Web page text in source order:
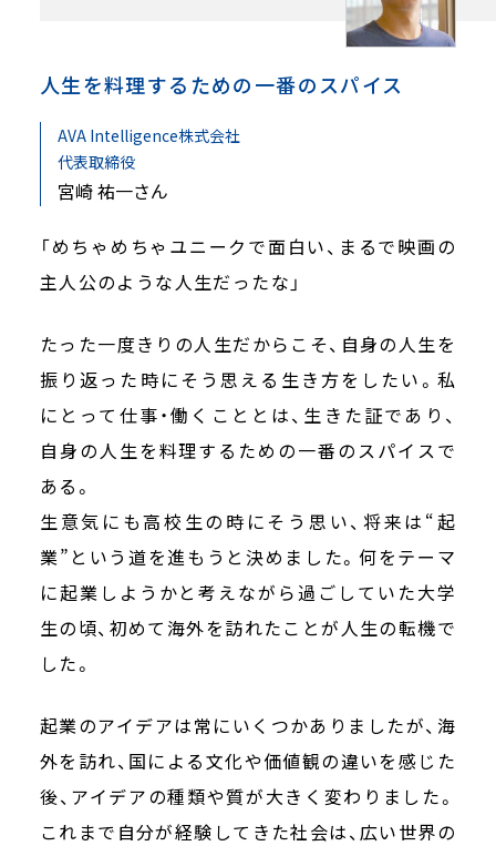
人生を料理するための一番のスパイス
AVA Intelligence株式会社
代表取締役
宮崎 祐一さん
「めちゃめちゃユニークで面白い、まるで映画の
主人公のような人生だったな」
たった一度きりの人生だからこそ、自身の人生を
振り返った時にそう思える生き方をしたい。私
にとって仕事・働くこととは、生きた証であり、
自身の人生を料理するための一番のスパイスで
ある。
生意気にも高校生の時にそう思い、将来は“起
業”という道を進もうと決めました。何をテーマ
に起業しようかと考えながら過ごしていた大学
生の頃、初めて海外を訪れたことが人生の転機で
した。
起業のアイデアは常にいくつかありましたが、海
外を訪れ、国による文化や価値観の違いを感じた
後、アイデアの種類や質が大きく変わりました。
これまで自分が経験してきた社会は、広い世界の